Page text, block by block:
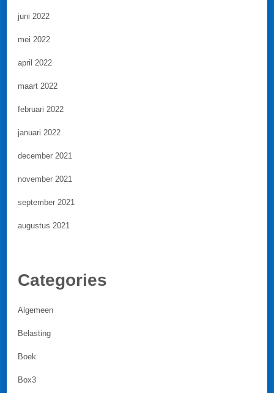
juni 2022
mei 2022
april 2022
maart 2022
februari 2022
januari 2022
december 2021
november 2021
september 2021
augustus 2021
Categories
Algemeen
Belasting
Boek
Box3